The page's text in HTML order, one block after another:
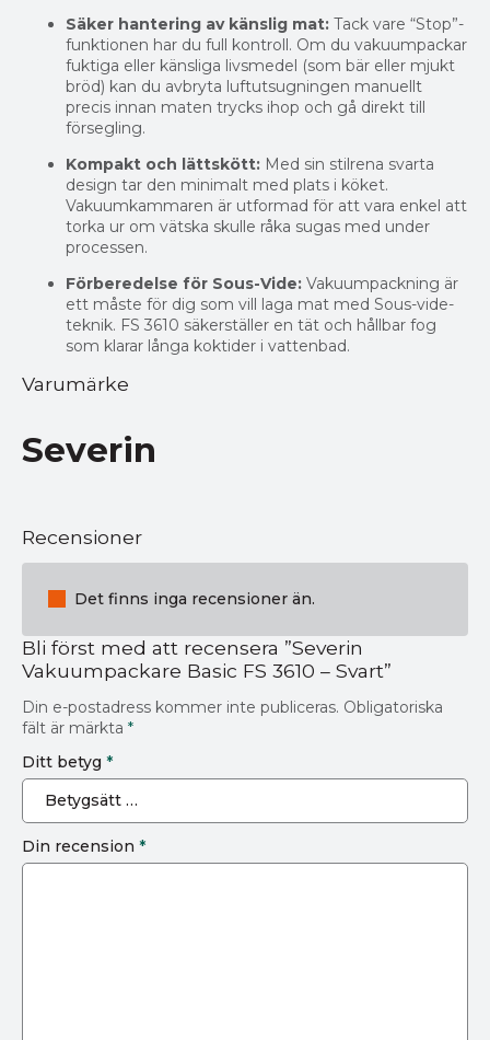
Säker hantering av känslig mat: Tack vare “Stop”-
funktionen har du full kontroll. Om du vakuumpackar
fuktiga eller känsliga livsmedel (som bär eller mjukt
bröd) kan du avbryta luftutsugningen manuellt
precis innan maten trycks ihop och gå direkt till
försegling.
Kompakt och lättskött: Med sin stilrena svarta
design tar den minimalt med plats i köket.
Vakuumkammaren är utformad för att vara enkel att
torka ur om vätska skulle råka sugas med under
processen.
Förberedelse för Sous-Vide: Vakuumpackning är
ett måste för dig som vill laga mat med Sous-vide-
teknik. FS 3610 säkerställer en tät och hållbar fog
som klarar långa koktider i vattenbad.
Varumärke
Severin
Recensioner
Det finns inga recensioner än.
Bli först med att recensera ”Severin
Vakuumpackare Basic FS 3610 – Svart”
Din e-postadress kommer inte publiceras. Obligatoriska
fält är märkta *
Ditt betyg *
Din recension *